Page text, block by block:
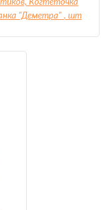
Когтеточка
"Деметра" , шт